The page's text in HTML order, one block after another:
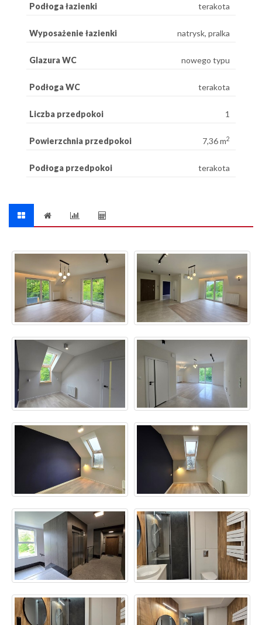
Podłoga łazienki terakota
Wyposażenie łazienki natrysk, pralka
Glazura WC nowego typu
Podłoga WC terakota
Liczba przedpokoi 1
Powierzchnia przedpokoi 7,36 m2
Podłoga przedpokoi terakota